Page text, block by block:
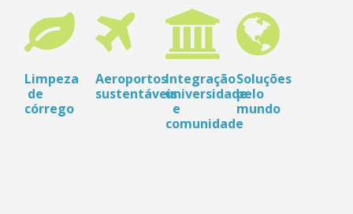
Limpeza
de
córrego
Aeroportos
sustentáveis
Integração
universidade
e
comunidade
Soluções
pelo
mundo